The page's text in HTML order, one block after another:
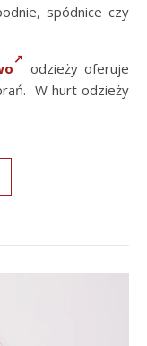
spódnice czy
odzieży oferuje
W hurt odzieży